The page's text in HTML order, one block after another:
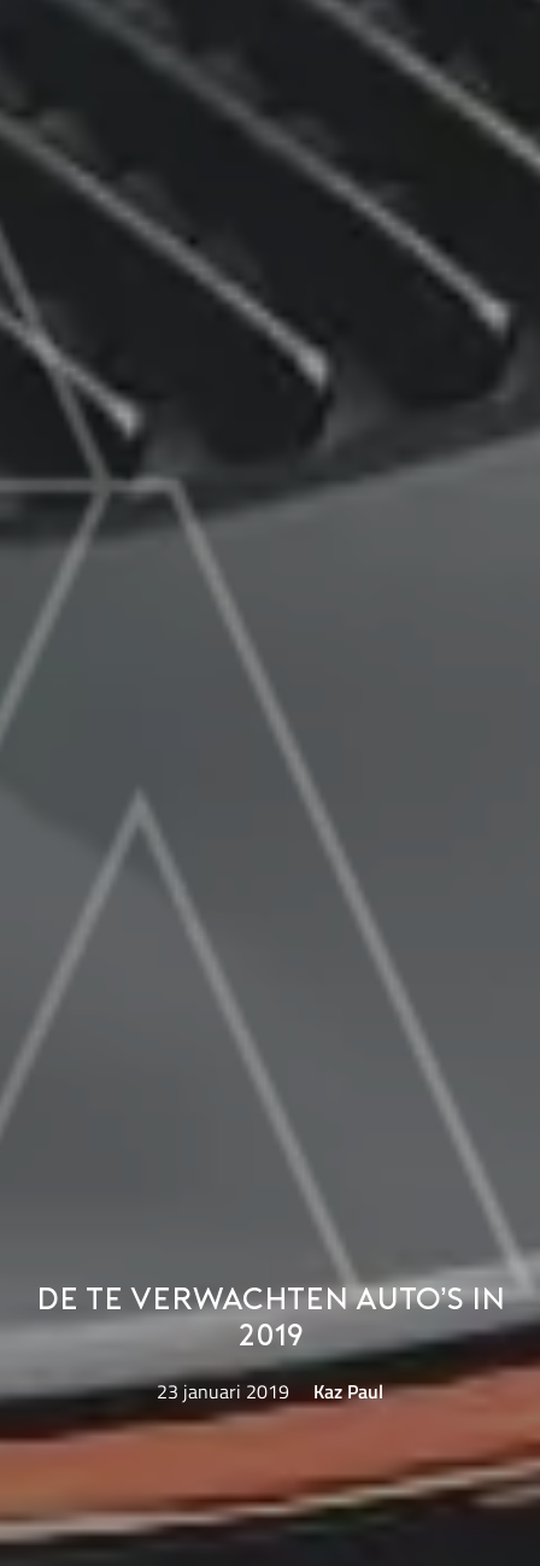
De te verwachten auto’s in
2019
23 januari 2019 Kaz Paul